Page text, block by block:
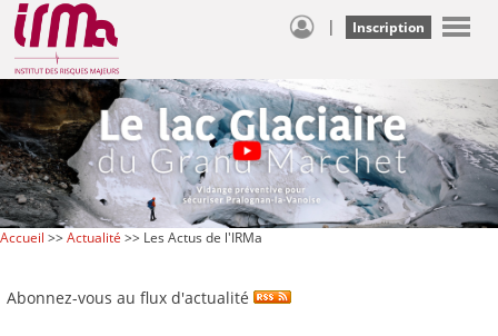
| Inscription
Accueil >>Actualité >> Les Actus de l'IRMa
Abonnez-vous au flux d'actualité